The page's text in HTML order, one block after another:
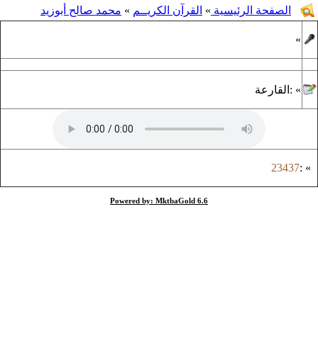
الصفحة الرئيسية » القرآن الكريــم » محمد صالح أبوزيد
»
»
: القارعة
»
:
23437
Powered by: MktbaGold 6.6